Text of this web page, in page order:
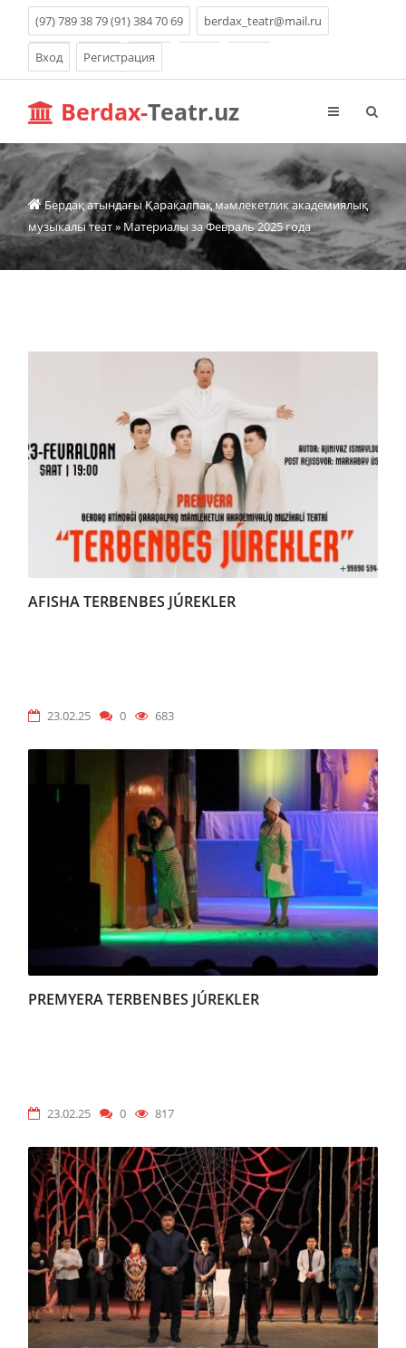
(97) 789 38 79 (91) 384 70 69 berdax_teatr@mail.ru
Вход Регистрация
Berdax-Teatr.uz
Бердақ атындағы Қарақалпақ мəмлекетлик академиялық
музыкалы теат» Материалы за Февраль 2025 года
AFISHA TERBENBES JÚREKLER
23.02.25 0 683
PREMYERA TERBENBES JÚREKLER
23.02.25 0 817